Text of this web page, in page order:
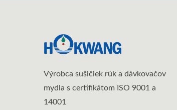
Výrobca sušičiek rúk a dávkovačov
mydla s certifikátom ISO 9001 a
14001